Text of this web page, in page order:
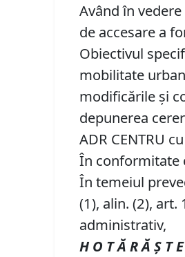
Având în
de accesare a
Obiectivul
mobilitate
modificările şi
depunerea
ADR CENTRU
În conformitate
În temeiul
(1), alin. (2), art.
administrativ,
H O T Ă R Ă Ş T